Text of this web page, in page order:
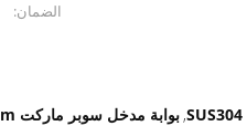
الضمان:
, بوابة مدخل سوبر ماركت 1400x300x1000mm